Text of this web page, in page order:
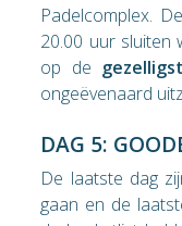
Padelcomplex.
20.00 uur sluiten
op de
ongeëvenaard
DAG 5:
De laatste dag
gaan en de